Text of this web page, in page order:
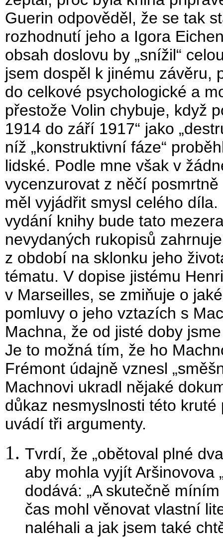
Guerin odpověděl, že se tak
rozhodnutí jeho a Igora
obsah doslovu by „snížil“
jsem dospěl k jinému závěru,
do celkové psychologické a
přestože Volin chybuje, když
1914 do září 1917“ jako
níž „konstruktivní fáze“
lidské. Podle mne však v
vycenzurovat z něčí
měl vyjádřit smysl celého
vydání knihy bude tato
nevydaných rukopisů
z období na sklonku jeho
tématu. V dopise jistému
v Marseilles, se zmiňuje o
pomluvy o jeho vztazích s
Machna, že od jisté doby
Je to možná tím, že ho
Frémont údajně vznesl
Machnovi ukradl nějaké
důkaz nesmyslnosti této kruté
uvádí tři argumenty.
Tvrdí, že „obětoval plné
aby mohla vyjít Aršinovova
dodává: „A skutečně
čas mohl věnovat vlastní
naléhali a jak jsem také